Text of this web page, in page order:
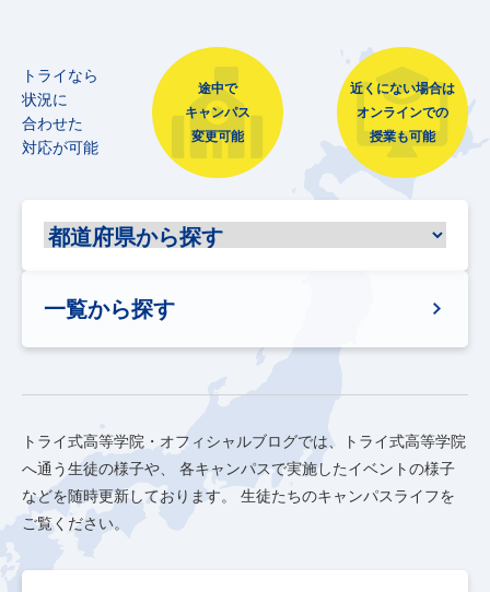
トライなら
状況に
合わせた
対応が可能
途中で
キャンパス
変更可能
近くにない場合は
オンラインでの
授業も可能
一覧から探す
トライ式高等学院・オフィシャルブログでは、トライ式高等学院
へ通う生徒の様子や、
各キャンパスで実施したイベントの様子
などを随時更新しております。
生徒たちのキャンパスライフを
ご覧ください。